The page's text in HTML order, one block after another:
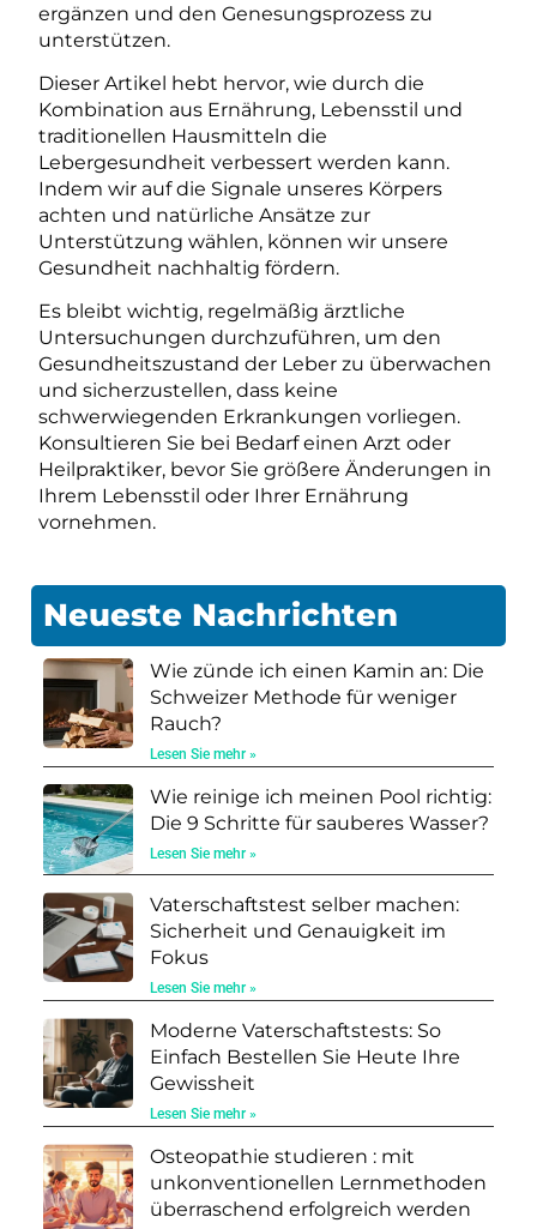
ergänzen und den Genesungsprozess zu
unterstützen.
Dieser Artikel hebt hervor, wie durch die
Kombination aus Ernährung, Lebensstil und
traditionellen Hausmitteln die
Lebergesundheit verbessert werden kann.
Indem wir auf die Signale unseres Körpers
achten und natürliche Ansätze zur
Unterstützung wählen, können wir unsere
Gesundheit nachhaltig fördern.
Es bleibt wichtig, regelmäßig ärztliche
Untersuchungen durchzuführen, um den
Gesundheitszustand der Leber zu überwachen
und sicherzustellen, dass keine
schwerwiegenden Erkrankungen vorliegen.
Konsultieren Sie bei Bedarf einen Arzt oder
Heilpraktiker, bevor Sie größere Änderungen in
Ihrem Lebensstil oder Ihrer Ernährung
vornehmen.
Neueste Nachrichten
Wie zünde ich einen Kamin an: Die
Schweizer Methode für weniger
Rauch?
Lesen Sie mehr »
Wie reinige ich meinen Pool richtig:
Die 9 Schritte für sauberes Wasser?
Lesen Sie mehr »
Vaterschaftstest selber machen:
Sicherheit und Genauigkeit im
Fokus
Lesen Sie mehr »
Moderne Vaterschaftstests: So
Einfach Bestellen Sie Heute Ihre
Gewissheit
Lesen Sie mehr »
Osteopathie studieren : mit
unkonventionellen Lernmethoden
überraschend erfolgreich werden